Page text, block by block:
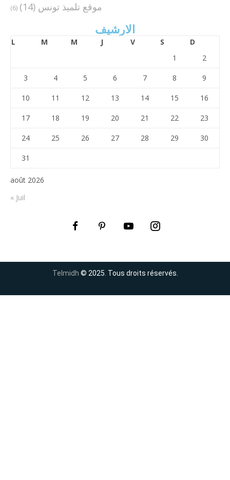
(6)
موقع تلميذ تونس (14)
الارشيف
août 2026
L M M J V S
D
1
2
3 4 5 6 7 8 9
10 11 12 13 14 15 16
17 18 19 20 21 22 23
24 25 26 27 28 29 30
31
« Juil
Telmidh © 2025. Tous droits réservés.